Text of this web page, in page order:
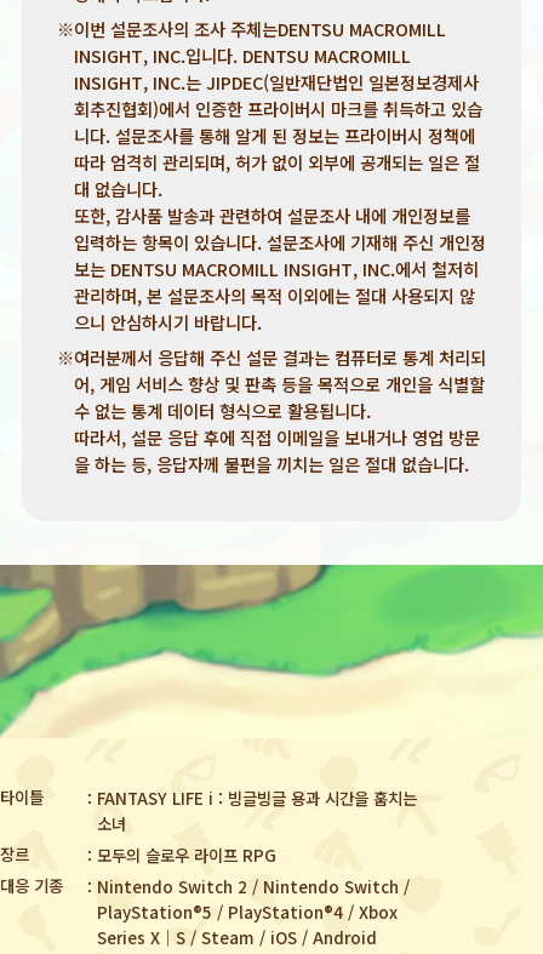
※이번 설문조사의 조사 주체는DENTSU MACROMILL
INSIGHT, INC.입니다. DENTSU MACROMILL
INSIGHT, INC.는 JIPDEC(일반재단법인 일본정보경제사
회추진협회)에서 인증한 프라이버시 마크를 취득하고 있습
니다. 설문조사를 통해 알게 된 정보는 프라이버시 정책에
따라 엄격히 관리되며, 허가 없이 외부에 공개되는 일은 절
대 없습니다.
또한, 감사품 발송과 관련하여 설문조사 내에 개인정보를
입력하는 항목이 있습니다. 설문조사에 기재해 주신 개인정
보는 DENTSU MACROMILL INSIGHT, INC.에서 철저히
관리하며, 본 설문조사의 목적 이외에는 절대 사용되지 않
으니 안심하시기 바랍니다.
※여러분께서 응답해 주신 설문 결과는 컴퓨터로 통계 처리되
어, 게임 서비스 향상 및 판촉 등을 목적으로 개인을 식별할
수 없는 통계 데이터 형식으로 활용됩니다.
따라서, 설문 응답 후에 직접 이메일을 보내거나 영업 방문
을 하는 등, 응답자께 불편을 끼치는 일은 절대 없습니다.
타이틀
FANTASY LIFE i : 빙글빙글 용과 시간을 훔치는
소녀
장르
모두의 슬로우 라이프 RPG
대응 기종
Nintendo Switch 2 / Nintendo Switch /
PlayStation®5 / PlayStation®4 / Xbox
Series X｜S / Steam / iOS / Android